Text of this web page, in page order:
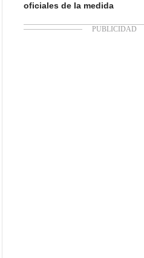
oficiales de la medida